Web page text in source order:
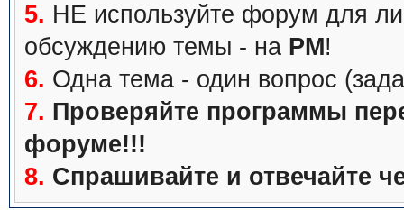
5. НЕ используйте форум для
обсуждению темы - на PM!
6. Одна тема - один вопрос
7. Проверяйте программы
форуме!!!
8. Спрашивайте и отвечайте